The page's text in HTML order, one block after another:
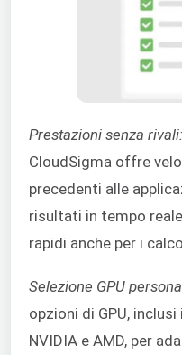
Prestazioni senza rivali:
CloudSigma offre
precedenti alle
risultati in tempo
rapidi anche per i
Selezione GPU
opzioni di GPU,
NVIDIA e AMD, per